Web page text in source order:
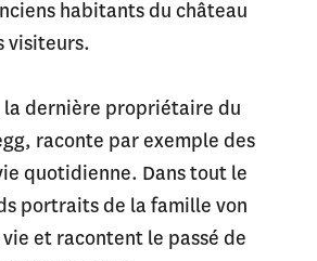
habitants du château
visiteurs.
la dernière propriétaire du
raconte par exemple des
quotidienne. Dans tout le
portraits de la famille von
et racontent le passé de